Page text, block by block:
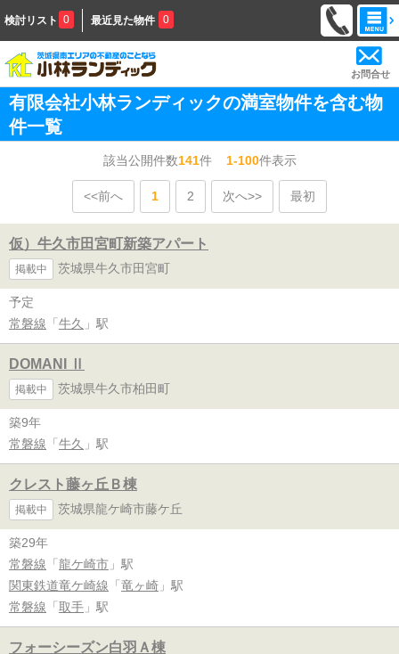
検討リスト 0 最近見た物件 0
お問合せ
有限会社小林ランディックの満室物件を含む物
件一覧
該当公開件数141件1-100件表示
<<前へ 1 2 次へ>> 最初
仮）牛久市田宮町新築アパート
掲載中 茨城県牛久市田宮町
予定
常磐線 「 牛久 」駅
DOMANI Ⅱ
掲載中 茨城県牛久市柏田町
築9年
常磐線 「 牛久 」駅
クレスト藤ヶ丘Ｂ棟
掲載中 茨城県龍ケ崎市藤ケ丘
築29年
常磐線 「 龍ケ崎市 」駅
関東鉄道竜ケ崎線 「 竜ヶ崎 」駅
常磐線 「 取手 」駅
フォーシーズン白羽Ａ棟